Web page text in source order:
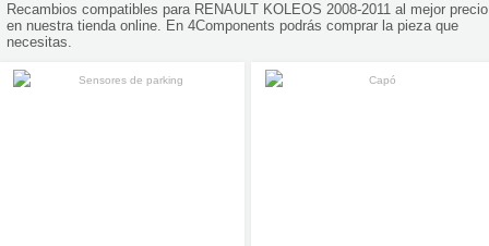
Recambios compatibles para RENAULT KOLEOS 2008-2011 al mejor precio
en nuestra tienda online. En 4Components podrás comprar la pieza que
necesitas.